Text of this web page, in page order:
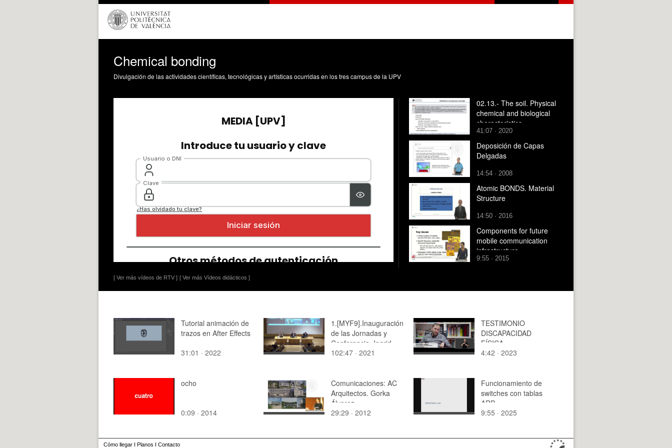
Chemical bonding
Divulgación de las actividades científicas, tecnológicas y artísticas ocurridas en los tres campus de la UPV
[ Ver más vídeos de RTV ] [ Ver más Vídeos didácticos ]
02.13.- The soil. Physical
chemical and biological
characteristics
41:07 · 2020
Deposición de Capas
Delgadas
14:54 · 2008
Atomic BONDS. Material
Structure
14:50 · 2016
Components for future
mobile communication
infrastructure
9:55 · 2015
Tutorial animación de
trazos en After Effects
31:01 · 2022
1.[MYF9].Inauguración
de las Jornadas y
Conferencia. Ingrid
Taillandier .
102:47 · 2021
TESTIMONIO
DISCAPACIDAD
FÍSICA
4:42 · 2023
ocho
0:09 · 2014
Comunicaciones: AC
Arquitectos. Gorka
Álvarez
29:29 · 2012
Funcionamiento de
switches con tablas
ARP
9:55 · 2025
Cómo llegar I Planos I Contacto